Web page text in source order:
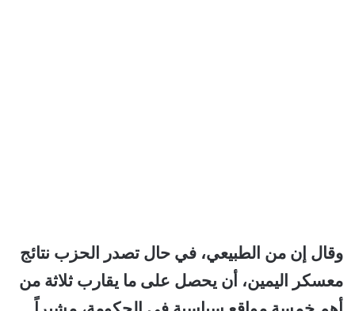
وقال إن من الطبيعي، في حال تصدر الحزب نتائج
معسكر اليمين، أن يحصل على ما يقارب ثلاثة من